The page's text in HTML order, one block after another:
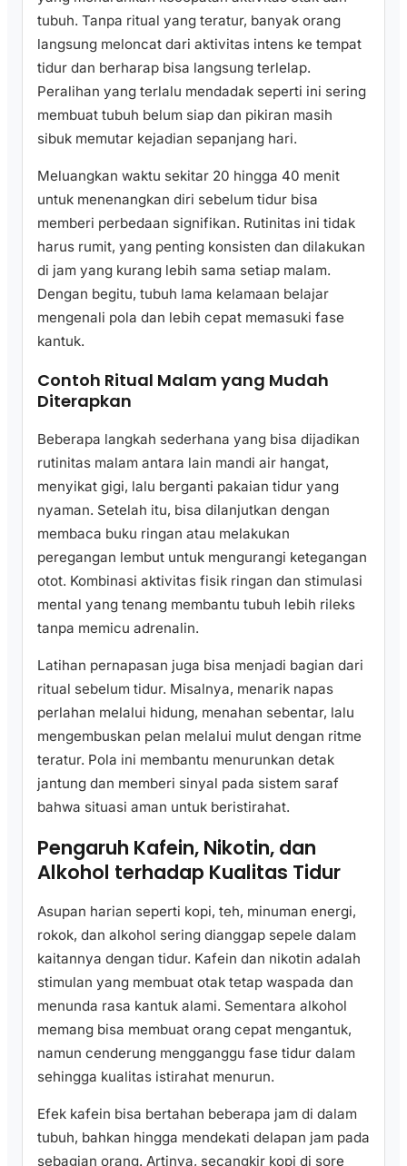
tubuh. Tanpa ritual yang teratur, banyak orang
langsung meloncat dari aktivitas intens ke tempat
tidur dan berharap bisa langsung terlelap.
Peralihan yang terlalu mendadak seperti ini sering
membuat tubuh belum siap dan pikiran masih
sibuk memutar kejadian sepanjang hari.
Meluangkan waktu sekitar 20 hingga 40 menit
untuk menenangkan diri sebelum tidur bisa
memberi perbedaan signifikan. Rutinitas ini tidak
harus rumit, yang penting konsisten dan dilakukan
di jam yang kurang lebih sama setiap malam.
Dengan begitu, tubuh lama kelamaan belajar
mengenali pola dan lebih cepat memasuki fase
kantuk.
Contoh Ritual Malam yang Mudah
Diterapkan
Beberapa langkah sederhana yang bisa dijadikan
rutinitas malam antara lain mandi air hangat,
menyikat gigi, lalu berganti pakaian tidur yang
nyaman. Setelah itu, bisa dilanjutkan dengan
membaca buku ringan atau melakukan
peregangan lembut untuk mengurangi ketegangan
otot. Kombinasi aktivitas fisik ringan dan stimulasi
mental yang tenang membantu tubuh lebih rileks
tanpa memicu adrenalin.
Latihan pernapasan juga bisa menjadi bagian dari
ritual sebelum tidur. Misalnya, menarik napas
perlahan melalui hidung, menahan sebentar, lalu
mengembuskan pelan melalui mulut dengan ritme
teratur. Pola ini membantu menurunkan detak
jantung dan memberi sinyal pada sistem saraf
bahwa situasi aman untuk beristirahat.
Pengaruh Kafein, Nikotin, dan
Alkohol terhadap Kualitas Tidur
Asupan harian seperti kopi, teh, minuman energi,
rokok, dan alkohol sering dianggap sepele dalam
kaitannya dengan tidur. Kafein dan nikotin adalah
stimulan yang membuat otak tetap waspada dan
menunda rasa kantuk alami. Sementara alkohol
memang bisa membuat orang cepat mengantuk,
namun cenderung mengganggu fase tidur dalam
sehingga kualitas istirahat menurun.
Efek kafein bisa bertahan beberapa jam di dalam
tubuh, bahkan hingga mendekati delapan jam pada
sebagian orang. Artinya, secangkir kopi di sore